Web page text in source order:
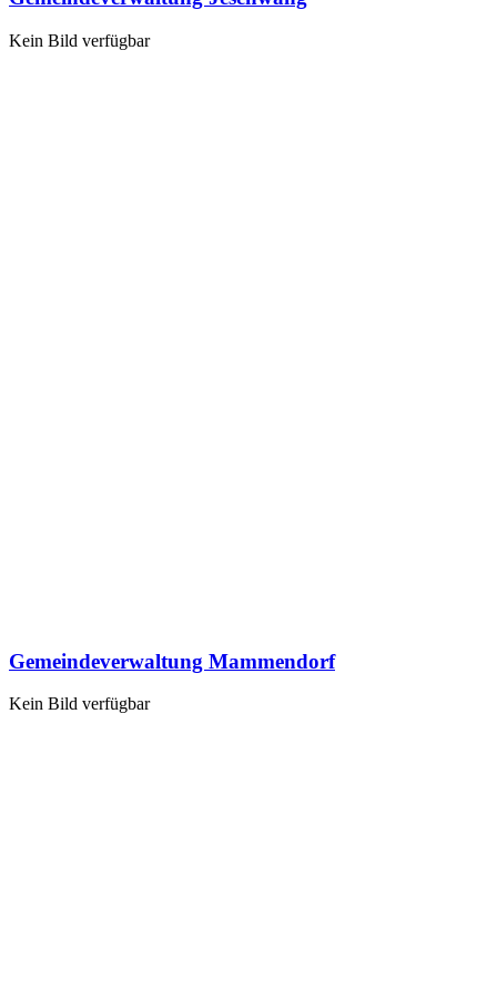
Kein Bild verfügbar
Gemeindeverwaltung Mammendorf
Kein Bild verfügbar